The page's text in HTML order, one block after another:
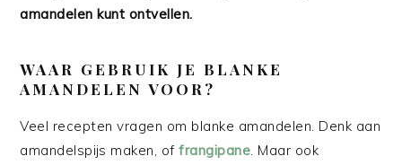
amandelen kunt ontvellen.
WAAR GEBRUIK JE BLANKE
AMANDELEN VOOR?
Veel recepten vragen om blanke amandelen. Denk aan
amandelspijs maken, offrangipane. Maar ook